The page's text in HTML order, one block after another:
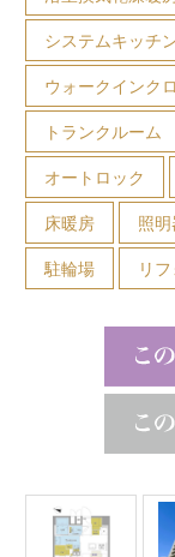
システムキッチ
ウォークインク
トランクルーム
オートロック
床暖房
照
駐輪場
リ